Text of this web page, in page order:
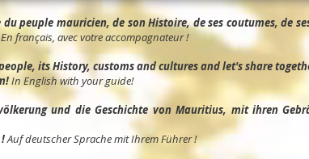
peuple mauricien, de son Histoire, de ses coutumes, de
En français, avec votre accompagnateur !
its History, customs and cultures and let's share
In English with your guide!
und die Geschichte von Mauritius, mit ihren
!Auf deutscher Sprache mit Ihrem Führer !